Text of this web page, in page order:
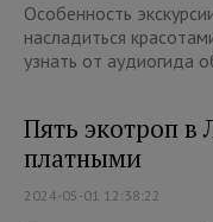
Особенность
насладиться
узнать от аудиогида
Пять экотроп в
платными
2024-05-01 12:38:22